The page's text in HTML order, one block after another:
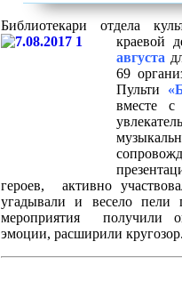
Библиотекари отдела
краевой
августа
69
Пульти
вместе
героев, активно
угадывали и весело
мероприятия получили
эмоции, расширили